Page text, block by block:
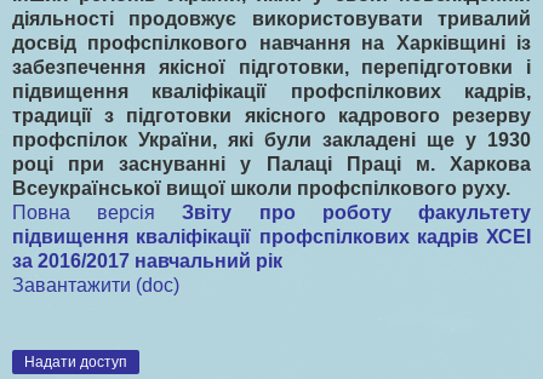
діяльності продовжує використовувати тривалий
досвід профспілкового навчання на Харківщині із
забезпечення якісної підготовки, перепідготовки і
підвищення кваліфікації профспілкових кадрів,
традиції з підготовки якісного кадрового резерву
профспілок України, які були закладені ще у 1930
році при заснуванні у Палаці Праці м. Харкова
Всеукраїнської вищої школи профспілкового руху.
Повна версіяЗвіту про роботу факультету
підвищення кваліфікації профспілкових кадрів ХСЕІ
за 2016/2017 навчальний рік
Завантажити (doc)
Надати доступ